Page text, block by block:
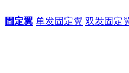
固定翼 单发固定翼 双发固定